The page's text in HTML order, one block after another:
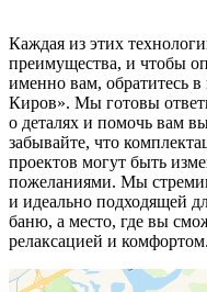
Каждая из этих
преимущества, и чтобы
именно вам, обратитесь
Киров». Мы готовы
о деталях и помочь вам
забывайте, что
проектов могут быть
пожеланиями. Мы
и идеально подходящей
баню, а место, где вы
релаксацией и комфортом.